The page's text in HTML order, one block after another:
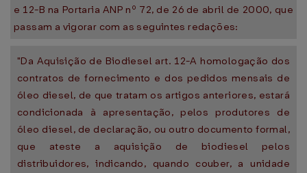
e 12-B na Portaria ANP nº 72, de 26 de abril de 2000, que
passam a vigorar com as seguintes redações:
"Da Aquisição de Biodiesel art. 12-A homologação dos
contratos de fornecimento e dos pedidos mensais de
óleo diesel, de que tratam os artigos anteriores, estará
condicionada à apresentação, pelos produtores de
óleo diesel, de declaração, ou outro documento formal,
que ateste a aquisição de biodiesel pelos
distribuidores, indicando, quando couber, a unidade